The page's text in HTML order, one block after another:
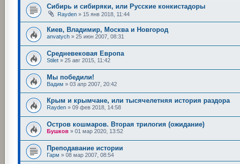
Сибирь и сибиряки, или Русские конкистадоры
Rayden » 15 янв 2018, 11:44
Киев, Владимир, Москва и Новгород
anvatych » 25 июн 2007, 08:31
Средневековая Европа
Stilet » 25 авг 2015, 11:42
Мы победили!
Вадим » 03 апр 2007, 20:42
Крым и крымчане, или тысячелетняя история раздора
Rayden » 09 фев 2018, 14:58
Остров кошмаров. Вторая трилогия (ожидание)
Бушков » 01 мар 2020, 13:52
Преподавание истории
Гарм » 08 мар 2007, 08:54